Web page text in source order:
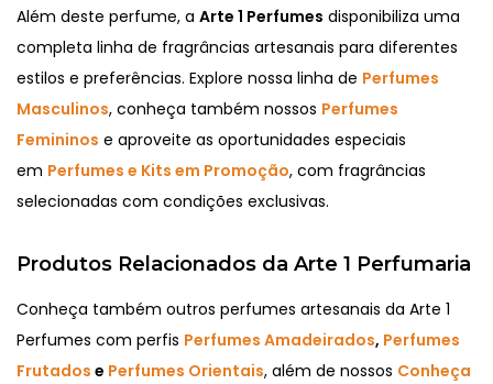
Além deste perfume, a Arte 1 Perfumes disponibiliza uma
completa linha de fragrâncias artesanais para diferentes
estilos e preferências. Explore nossa linha de Perfumes
Masculinos, conheça também nossos Perfumes
Femininos e aproveite as oportunidades especiais
em Perfumes e Kits em Promoção, com fragrâncias
selecionadas com condições exclusivas.
Produtos Relacionados da Arte 1 Perfumaria
Conheça também outros perfumes artesanais da Arte 1
Perfumes com perfis Perfumes Amadeirados, Perfumes
Frutados e Perfumes Orientais, além de nossos Conheça